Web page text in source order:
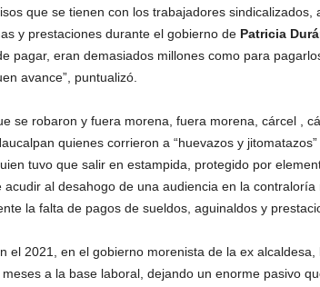
que se tienen con los trabajadores sindicalizados,
y prestaciones durante el gobierno de Patricia
pagar, eran demasiados millones como para
avance”, puntualizó.
se robaron y fuera morena, fuera morena, cárcel ,
quienes corrieron a “huevazos y
tuvo que salir en estampida, protegido por
acudir al desahogo de una audiencia en la
la falta de pagos de sueldos, aguinaldos y
el 2021, en el gobierno morenista de la ex alcaldesa,
a la base laboral, dejando un enorme pasivo